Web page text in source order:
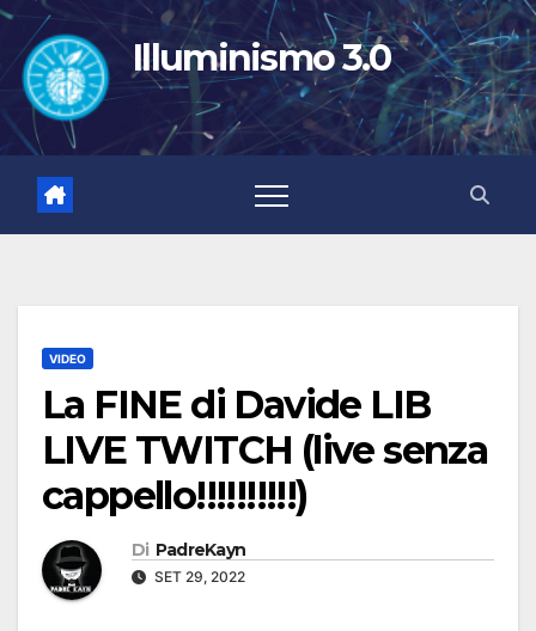
Salta
contenuto
Illuminismo 3.0
VIDEO
La FINE di Davide LIB
LIVE TWITCH (live senza
cappello!!!!!!!!!!)
Di PadreKayn
SET 29, 2022